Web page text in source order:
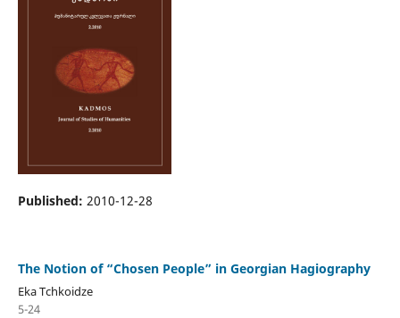
Published: 2010-12-28
The Notion of “Chosen People” in Georgian Hagiography
Eka Tchkoidze
5-24